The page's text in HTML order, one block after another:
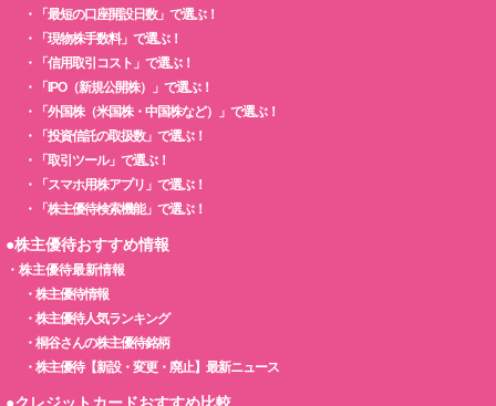
・
「最短の口座開設日数」で選ぶ！
・
「現物株手数料」で選ぶ！
・
「信用取引コスト」で選ぶ！
・
「IPO（新規公開株）」で選ぶ！
・
「外国株（米国株・中国株など）」で選ぶ！
・
「投資信託の取扱数」で選ぶ！
・
「取引ツール」で選ぶ！
・
「スマホ用株アプリ」で選ぶ！
・
「株主優待検索機能」で選ぶ！
●株主優待おすすめ情報
・ 株主優待最新情報
・ 株主優待情報
・ 株主優待人気ランキング
・ 桐谷さんの株主優待銘柄
・ 株主優待【新設・変更・廃止】最新ニュース